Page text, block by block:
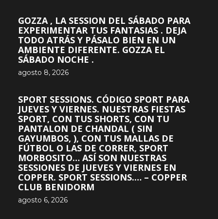
GOZZA , LA SESSION DEL SÁBADO PARA
EXPERIMENTAR TUS FANTASIAS . DEJA
TODO ATRÁS Y PÁSALO BIEN EN UN
AMBIENTE DIFERENTE. GOZZA EL
SÁBADO NOCHE .
agosto 8, 2026
SPORT SESSIONS. CÓDIGO SPORT PARA
JUEVES Y VIERNES. NUESTRAS FIESTAS
SPORT, CON TUS SHORTS, CON TU
PANTALON DE CHANDAL ( SIN
GAYUMBOS, ), CON TUS MALLAS DE
FÚTBOL O LAS DE CORRER, SPORT
MORBOSITO… ASÍ SON NUESTRAS
SESSIONES DE JUEVES Y VIERNES EN
COPPER. SPORT SESSIONS.… – COPPER
CLUB BENIDORM
agosto 6, 2026